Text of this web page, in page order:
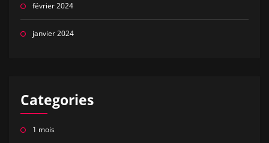
février 2024
janvier 2024
Categories
1 mois